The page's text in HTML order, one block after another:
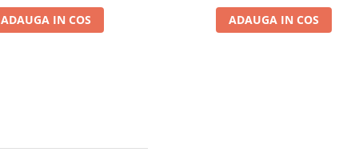
ADAUGA IN COS ADAUGA IN COS